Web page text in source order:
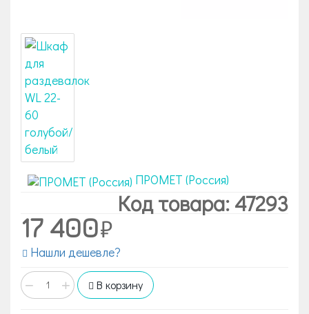
ПРОМЕТ (Россия)
Код товара: 47293
17 400
Нашли дешевле?
− + В корзину